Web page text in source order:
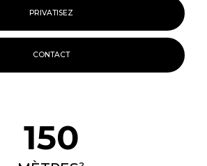
PRIVATISEZ
CONTACT
150